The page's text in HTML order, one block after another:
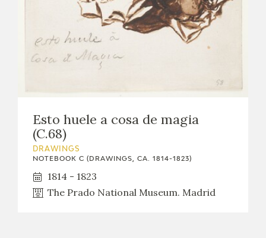
EDUCA
ARASAAC
Esto huele a cosa de magia
(C.68)
DRAWINGS
NOTEBOOK C (DRAWINGS, CA. 1814-1823)
1814 - 1823
The Prado National Museum. Madrid